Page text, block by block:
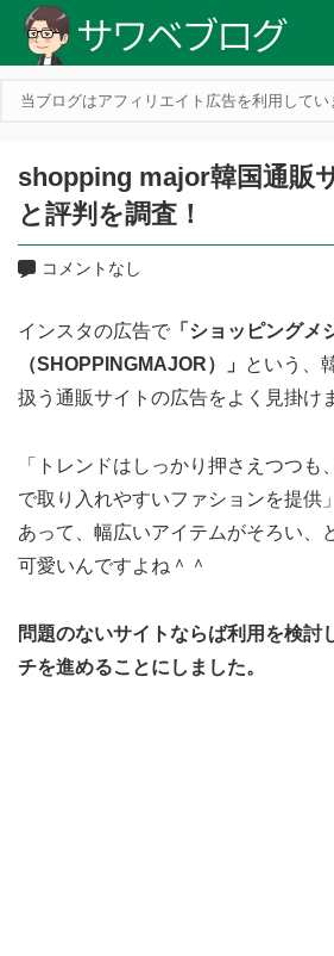
当ブログはアフィリエイト広告を利用してい
shopping major韓国通販
と評判を調査！
コメントなし
インスタの広告で 「ショッピングメ
（SHOPPINGMAJOR）」
という、
扱う通販サイトの広告をよく見掛け
「トレンドはしっかり押さえつつも
で取り入れやすいファションを提供
あって、幅広いアイテムがそろい、
可愛いんですよね＾＾
問題のないサイトならば利用を検討
チを進めることにしました。